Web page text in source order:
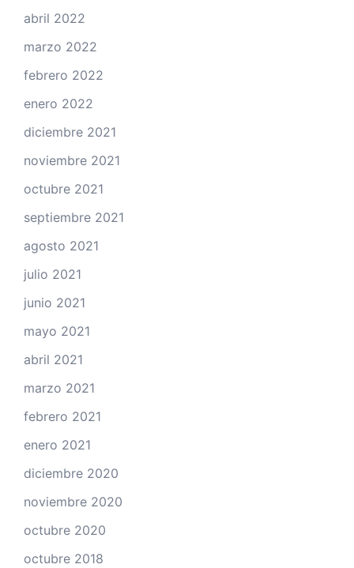
abril 2022
marzo 2022
febrero 2022
enero 2022
diciembre 2021
noviembre 2021
octubre 2021
septiembre 2021
agosto 2021
julio 2021
junio 2021
mayo 2021
abril 2021
marzo 2021
febrero 2021
enero 2021
diciembre 2020
noviembre 2020
octubre 2020
octubre 2018